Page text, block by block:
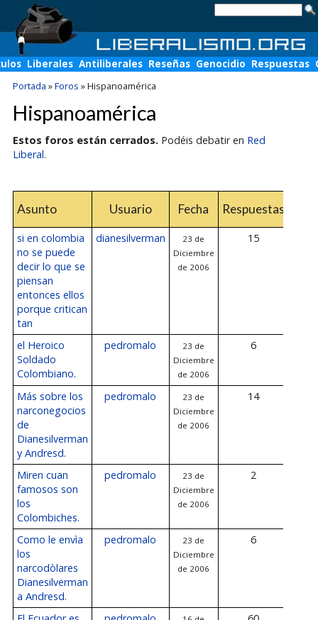
Liberales Antiliberales Reseñas Genocidio Respuestas
Portada »Foros »Hispanoamérica
Hispanoamérica
Estos foros están cerrados. Podéis debatir en Red
Liberal.
Asunto Usuario Fecha Respuestas
si en colombia
no se puede
decir lo que se
piensan
entonces ellos
porque critican
tan
dianesilverman
23 de
Diciembre
de 2006
15
el Heroico
Soldado
Colombiano.
pedromalo
23 de
Diciembre
de 2006
6
Más sobre los
narconegocios
de
Dianesilverman
y Andresd.
pedromalo
23 de
Diciembre
de 2006
14
Miren cuan
famosos son
los
Colombiches.
pedromalo
23 de
Diciembre
de 2006
2
Como le envìa
los
narcodòlares
Dianesilverman
a Andresd.
pedromalo
23 de
Diciembre
de 2006
6